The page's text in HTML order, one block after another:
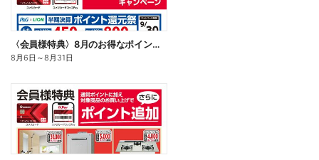
〈会員様特典〉8月のお得なポイントキャンペーン
8月6日 ～8月31日